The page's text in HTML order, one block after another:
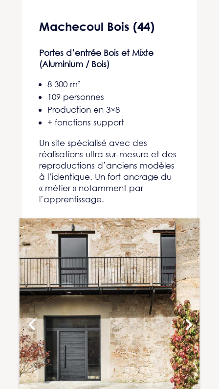
Machecoul Bois (44)
Portes d’entrée Bois et Mixte
(Aluminium / Bois)
8 300 m²
109 personnes
Production en 3×8
+ fonctions support
Un site spécialisé avec des
réalisations ultra sur-mesure et des
reproductions d’anciens modèles
à l‘identique. Un fort ancrage du
« métier » notamment par
l’apprentissage.